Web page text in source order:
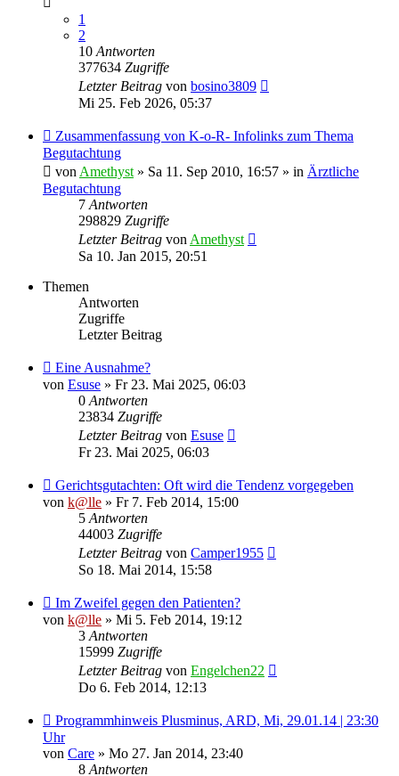
1
2
10Antworten
377634 Zugriffe
Letzter Beitrag von bosino3809
Mi 25. Feb 2026, 05:37
Zusammenfassung von K-o-R- Infolinks zum Thema
Begutachtung
vonAmethyst» Sa 11. Sep 2010, 16:57 » in Ärztliche
Begutachtung
7Antworten
298829 Zugriffe
Letzter Beitrag vonAmethyst
Sa 10. Jan 2015, 20:51
Themen
Antworten
Zugriffe
Letzter Beitrag
Eine Ausnahme?
von Esuse » Fr 23. Mai 2025, 06:03
0Antworten
23834 Zugriffe
Letzter Beitrag von Esuse
Fr 23. Mai 2025, 06:03
Gerichtsgutachten: Oft wird die Tendenz vorgegeben
von k@lle » Fr 7. Feb 2014, 15:00
5Antworten
44003 Zugriffe
Letzter Beitrag von Camper1955
So 18. Mai 2014, 15:58
Im Zweifel gegen den Patienten?
von k@lle » Mi 5. Feb 2014, 19:12
3Antworten
15999 Zugriffe
Letzter Beitrag von Engelchen22
Do 6. Feb 2014, 12:13
Programmhinweis Plusminus, ARD, Mi, 29.01.14 | 23:30
Uhr
von Care » Mo 27. Jan 2014, 23:40
8Antworten